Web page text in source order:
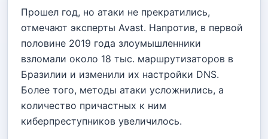
Прошел год, но атаки не прекратились,
отмечают эксперты Avast. Напротив, в первой
половине 2019 года злоумышленники
взломали около 18 тыс. маршрутизаторов в
Бразилии и изменили их настройки DNS.
Более того, методы атаки усложнились, а
количество причастных к ним
киберпреступников увеличилось.